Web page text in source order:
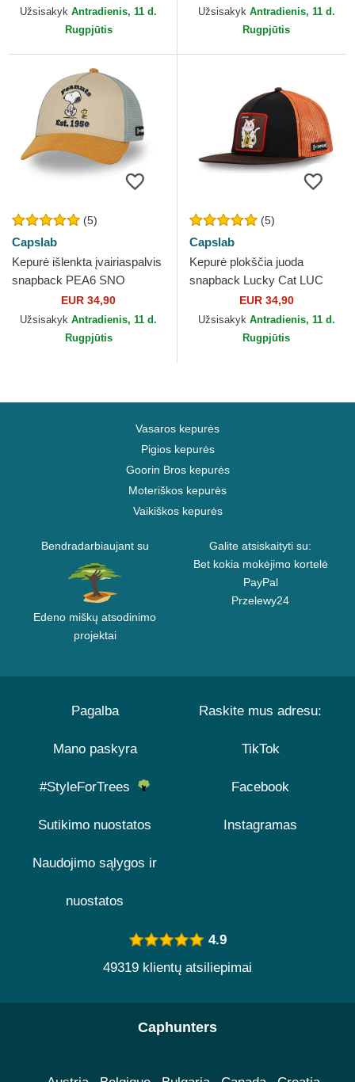
Capslab
Užsisakyk Antradienis, 11 d.
Rugpjūtis
Capslab
Užsisakyk Antradienis, 11 d.
Rugpjūtis
(5)
Capslab
Kepurė išlenkta įvairiaspalvis
snapback PEA6 SNO
Snoopy ir Čarlis Braunas
Žemės riešutai Capslab
EUR 34,90
Užsisakyk Antradienis, 11 d.
Rugpjūtis
(5)
Capslab
Kepurė plokščia juoda
snapback Lucky Cat LUC
Maneki-Neko Capslab
EUR 34,90
Užsisakyk Antradienis, 11 d.
Rugpjūtis
Vasaros kepurės
Pigios kepurės
Goorin Bros kepurės
Moteriškos kepurės
Vaikiškos kepurės
Bendradarbiaujant su
Edeno miškų atsodinimo
projektai
Galite atsiskaityti su:
Bet kokia mokėjimo kortelė
PayPal
Przelewy24
Pagalba
Mano paskyra
#StyleForTrees
Sutikimo nuostatos
Naudojimo sąlygos ir
nuostatos
Raskite mus adresu:
TikTok
Facebook
Instagramas
4.9
49319 klientų atsiliepimai
Caphunters